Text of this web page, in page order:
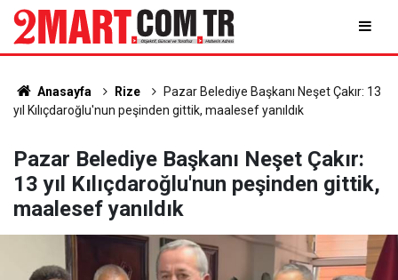
Anasayfa Rize
Pazar Belediye Başkanı Neşet Çakır: 13
yıl Kılıçdaroğlu'nun peşinden gittik, maalesef yanıldık
Pazar Belediye Başkanı Neşet Çakır:
13 yıl Kılıçdaroğlu'nun peşinden gittik,
maalesef yanıldık